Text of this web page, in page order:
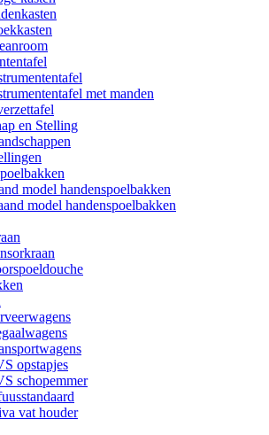
met manden
en Stelling
model handenspoelbakken
model handenspoelbakken
opstapjes
schopemmer
vat houder